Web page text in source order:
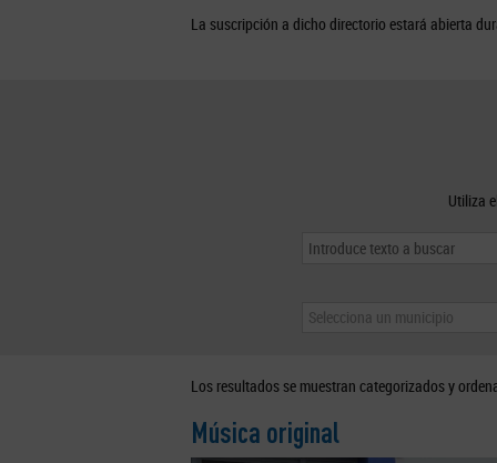
La suscripción a dicho directorio estará abierta
Utiliza
Selecciona un municipio
Los resultados se muestran categorizados y
Música original